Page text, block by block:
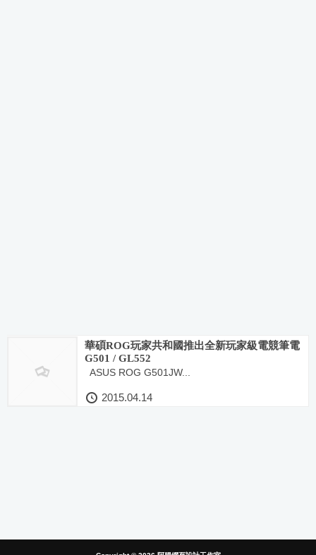
華碩ROG玩家共和國推出全新玩家級電競筆電
G501 / GL552
ASUS ROG G501JW...
2015.04.14